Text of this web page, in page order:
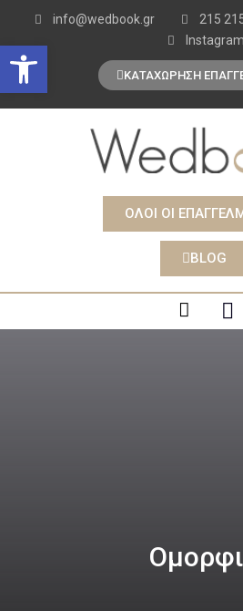
Open toolbar
info@wedbook.gr 215
Instagram
ΚΑΤΑΧΩΡΗΣΗ
ΟΛΟΙ ΟΙ
BLOG